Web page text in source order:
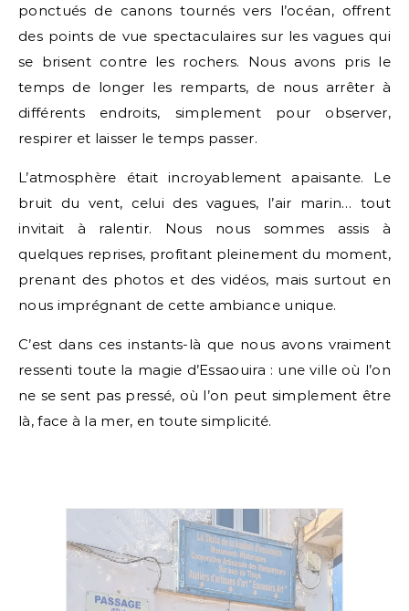
ponctués de canons tournés vers l’océan, offrent
des points de vue spectaculaires sur les vagues qui
se brisent contre les rochers. Nous avons pris le
temps de longer les remparts, de nous arrêter à
différents endroits, simplement pour observer,
respirer et laisser le temps passer.
L’atmosphère était incroyablement apaisante. Le
bruit du vent, celui des vagues, l’air marin… tout
invitait à ralentir. Nous nous sommes assis à
quelques reprises, profitant pleinement du moment,
prenant des photos et des vidéos, mais surtout en
nous imprégnant de cette ambiance unique.
C’est dans ces instants-là que nous avons vraiment
ressenti toute la magie d’Essaouira : une ville où l’on
ne se sent pas pressé, où l’on peut simplement être
là, face à la mer, en toute simplicité.